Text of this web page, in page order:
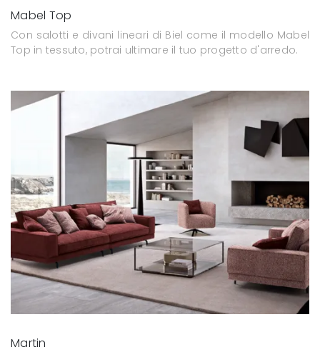
Mabel Top
Con salotti e divani lineari di Biel come il modello Mabel
Top in tessuto, potrai ultimare il tuo progetto d'arredo.
Martin